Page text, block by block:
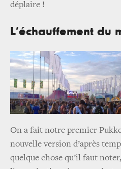
déplaire !
L’échauffement du
On a fait notre premier
nouvelle version d’après
quelque chose qu’il faut